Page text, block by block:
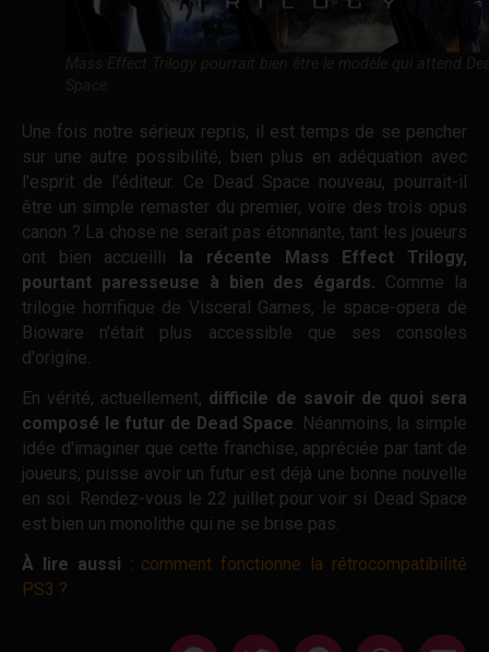
Une fois notre sérieux repris, il est temps de se pencher
sur une autre possibilité, bien plus en adéquation avec
l'esprit de l'éditeur. Ce Dead Space nouveau, pourrait-il
être un simple remaster du premier, voire des trois opus
canon ? La chose ne serait pas étonnante, tant les joueurs
ont bien accueilli la récente Mass Effect Trilogy,
pourtant paresseuse à bien des égards. Comme la
trilogie horrifique de Visceral Games, le space-opera de
Bioware n'était plus accessible que ses consoles
d'origine.
En vérité, actuellement, difficile de savoir de quoi sera
composé le futur de Dead Space. Néanmoins, la simple
idée d'imaginer que cette franchise, appréciée par tant de
joueurs, puisse avoir un futur est déjà une bonne nouvelle
en soi. Rendez-vous le 22 juillet pour voir si Dead Space
est bien un monolithe qui ne se brise pas.
À lire aussi : comment fonctionne la rétrocompatibilité
PS3 ?